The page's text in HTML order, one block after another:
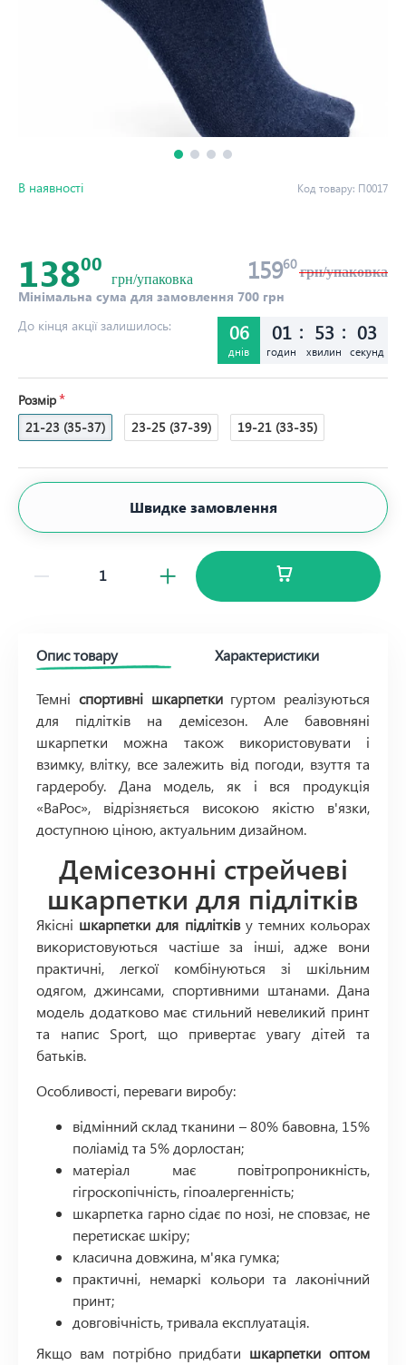
До кінця акції залишилось: 06
днів
01
годин
53
хвилин
02
секунд
13800
грн/упаковка 15960грн/упаковка
Мінімальна сума для замовлення 700 грн
В наявності Код товару: П0017
Розмір
21-23 (35-37)
23-25 (37-39) 19-21 (33-35)
Швидке замовлення
Опис товару Характеристики
Темні спортивні шкарпеткигуртом реалізуються
для підлітків на демісезон. Але бавовняні
шкарпетки можна також використовувати і
взимку, влітку, все залежить від погоди, взуття та
гардеробу. Дана модель, як і вся продукція
«ВаРос», відрізняється високою якістю в'язки,
доступною ціною, актуальним дизайном.
Демісезонні стрейчеві
шкарпетки для підлітків
Якісні шкарпетки для підлітківу темних кольорах
використовуються частіше за інші, адже вони
практичні, легкої комбінуються зі шкільним
одягом, джинсами, спортивними штанами. Дана
модель додатково має стильний невеликий принт
та напис Sport, що привертає увагу дітей та
батьків.
Особливості, переваги виробу:
відмінний склад тканини – 80% бавовна, 15%
поліамід та 5% дорлостан;
матеріал має повітропроникність,
гігроскопічність, гіпоалергенність;
шкарпетка гарно сідає по нозі, не сповзає, не
перетискає шкіру;
класична довжина, м'яка гумка;
практичні, немаркі кольори та лаконічний
принт;
довговічність, тривала експлуатація.
Якщо вам потрібно придбати шкарпетки оптом